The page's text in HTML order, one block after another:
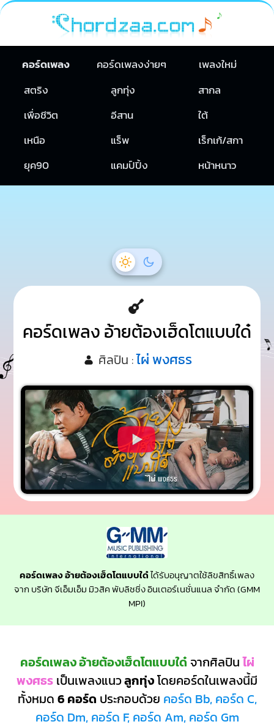
คอร์ดเพลง คอร์ดเพลงง่ายๆ
เพลงใหม่
สตริง
ลูกทุ่ง
สากล
เพื่อชีวิต
อีสาน
ใต้
เหนือ
แร็พ
เร็กเก้/สกา
ยุค90
แคมป์ปิ้ง หน้าหนาว
คอร์ดเพลง อ้ายต้องเฮ็ดโตแบบใด๋
ศิลปิน :ไผ่ พงศธร
คอร์ดเพลง อ้ายต้องเฮ็ดโตแบบใด๋ได้รับอนุญาตใช้ลิขสิทธิ์เพลง
จาก บริษัท จีเอ็มเอ็ม มิวสิค พับลิชชิ่ง อินเตอร์เนชั่นแนล จำกัด (GMM
MPI)
คอร์ดเพลง อ้ายต้องเฮ็ดโตแบบใด๋ จากศิลปินไผ่
พงศธร เป็นเพลงแนวลูกทุ่งโดยคอร์ดในเพลงนี้มี
ทั้งหมด 6 คอร์ด ประกอบด้วย คอร์ด Bb, คอร์ด C,
คอร์ด Dm, คอร์ด F, คอร์ด Am, คอร์ด Gm